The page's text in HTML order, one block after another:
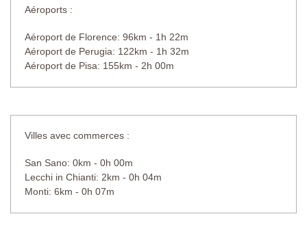
Aéroports :
Aéroport de Florence: 96km - 1h 22m
Aéroport de Perugia: 122km - 1h 32m
Aéroport de Pisa: 155km - 2h 00m
Villes avec commerces :
San Sano: 0km - 0h 00m
Lecchi in Chianti: 2km - 0h 04m
Monti: 6km - 0h 07m